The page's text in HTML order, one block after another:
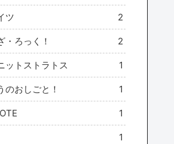
ツ 2
・ろっく！ 2
ットストラトス 1
のおしごと！ 1
1
1